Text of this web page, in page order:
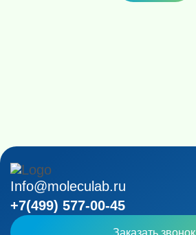
Info@moleculab.ru
+7(499) 577-00-45
Заказать звонок